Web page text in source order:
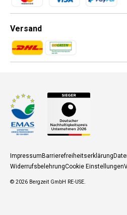
Versand
Zahlungsmethoden
Zahlungsmethoden
ImpressumBarrierefreiheitserklärung
WiderrufsbelehrungCookie Einstellungen
© 2026 Bergzeit GmbH RE-USE.